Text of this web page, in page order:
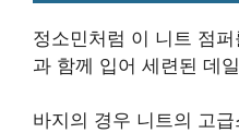
정소민처럼 이 니트 점
과 함께 입어 세련된 데
바지의 경우 니트의 고